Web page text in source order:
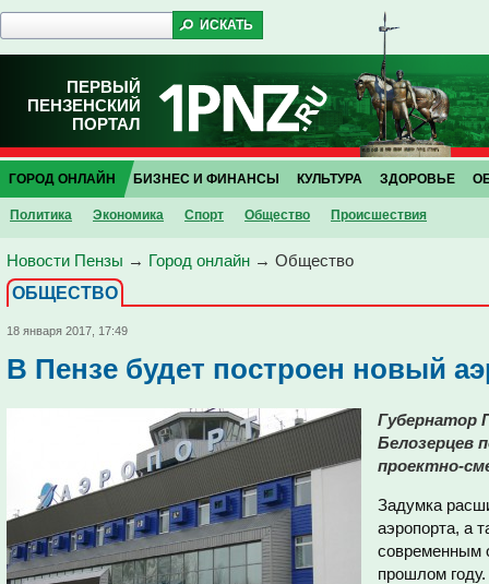
ПЕРВЫЙ
ПЕНЗЕНСКИЙ
ПОРТАЛ
ГОРОД ОНЛАЙН
Политика Экономика Спорт Общество Проиcшествия
БИЗНЕС И ФИНАНСЫ КУЛЬТУРА ЗДОРОВЬЕ
Новости Пензы → Город онлайн → Общество
ОБЩЕСТВО
18 января 2017, 17:49
В Пензе будет построен новый
Губернатор
Белозерцев
проектно-
Задумка
аэропорта, а
современным
прошлом